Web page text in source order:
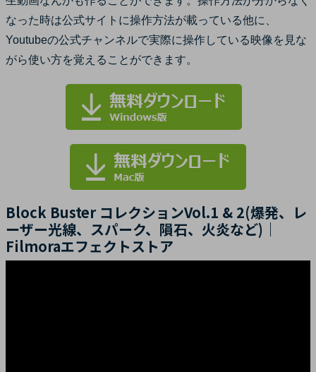
なった時は公式サイトに操作方法が載っている他に、
Youtubeの公式チャンネルで実際に操作している映像を見な
がら使い方を覚えることができます。
Block Buster コレクションVol.1 & 2(爆発、レ
ーザー光線、スパーク、隕石、火炎など)｜
Filmoraエフェクトストア